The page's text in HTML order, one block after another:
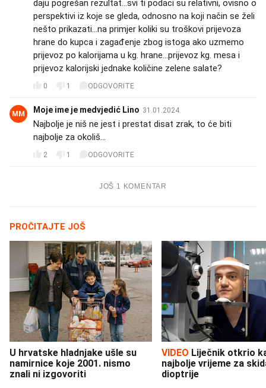
daju pogrešan rezultat...svi ti podaci su relativni, ovisno o
perspektivi iz koje se gleda, odnosno na koji način se želi
nešto prikazati...na primjer koliki su troškovi prijevoza
hrane do kupca i zagađenje zbog istoga ako uzmemo
prijevoz po kalorijama u kg. hrane...prijevoz kg. mesa i
prijevoz kalorijski jednake količine zelene salate?
0 1 ODGOVORITE
MM Moje ime je medvjedić Lino 31.01.2024.
Najbolje je niš ne jest i prestat disat zrak, to će biti
najbolje za okoliš...
2 1 ODGOVORITE
JOŠ 1 KOMENTAR
PROČITAJTE JOŠ
U hrvatske hladnjake ušle su
namirnice koje 2001. nismo
znali ni izgovoriti
VIDEO
najbolje vrijeme za
dioptrije